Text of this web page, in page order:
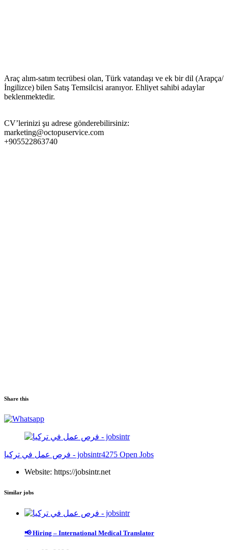
Araç alım-satım tecrübesi olan, Türk vatandaşı ve ek bir dil (Arapça/
İngilizce) bilen Satış Temsilcisi aranıyor. Ehliyet sahibi adaylar
beklenmektedir.
CV’lerinizi şu adrese gönderebilirsiniz:
marketing@octopuservice.com
+905522863740
Share this
فرص عمل في تركيا - jobsintr4275 Open Jobs
Website: https://jobsintr.net
Similar jobs
📢 Hiring – International Medical Translator